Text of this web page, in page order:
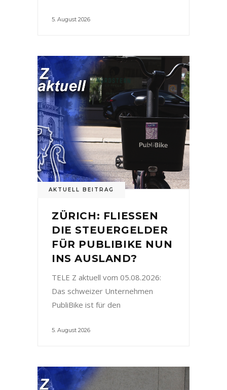
5. August 2026
AKTUELL BEITRAG
ZÜRICH: FLIESSEN
DIE STEUERGELDER
FÜR PUBLIBIKE NUN
INS AUSLAND?
TELE Z aktuell vom 05.08.2026:
Das schweizer Unternehmen
PubliBike ist für den
5. August 2026